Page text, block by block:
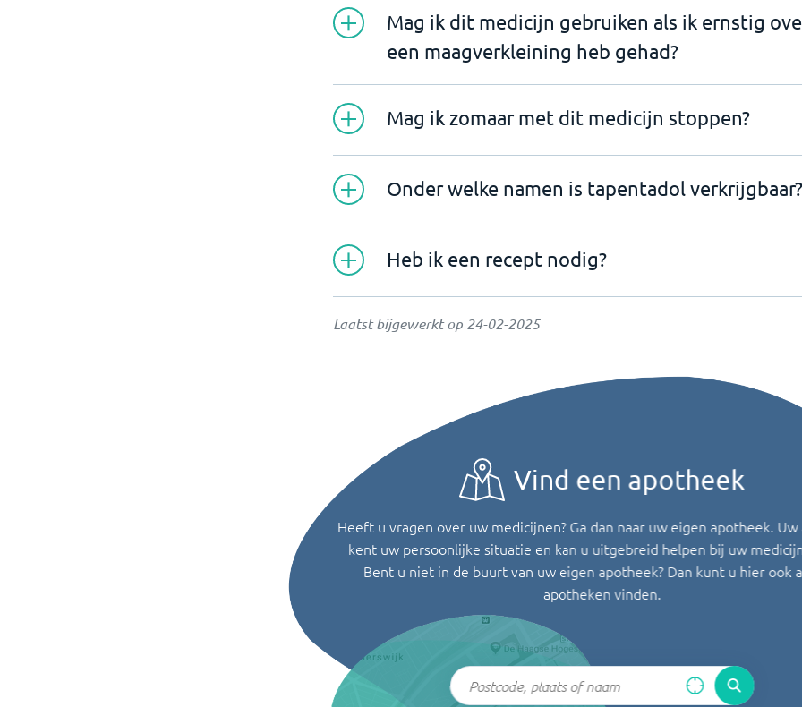
Mag ik dit medicijn gebruiken als ik ernstig
een maagverkleining heb gehad?
Mag ik zomaar met dit medicijn stoppen?
Onder welke namen is tapentadol verkrijgbaar?
Heb ik een recept nodig?
Laatst bijgewerkt op 24-02-2025
Vind een apotheek
Heeft u vragen over uw medicijnen? Ga dan naar uw eigen apotheek.
kent uw persoonlijke situatie en kan u uitgebreid helpen bij uw
Bent u niet in de buurt van uw eigen apotheek? Dan kunt u hier ook
apotheken vinden.